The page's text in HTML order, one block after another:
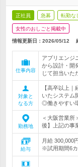
正社員 急募 転勤な
女性のおしごと掲載中
情報更新日：2026/05/12
仕事内容
アプリエンジ
から設計・開
じて担当いた
対象と
なる方
【高卒以上
いたシステム
◎働きやすい
勤務地
＜大阪営業所
後】上記の事
給与
月給 300,000
※試用期間6カ